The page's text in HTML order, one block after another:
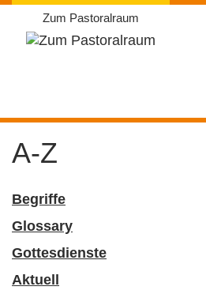
Weiter
zum
Inhalt
Zum Pastoralraum
A-Z
Begriffe
Glossary
Gottesdienste
Aktuell